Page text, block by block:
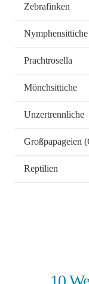
Zebrafinken
Nymphensittiche
Prachtrosella
Mönchsittiche
Großpapageien
Reptilien